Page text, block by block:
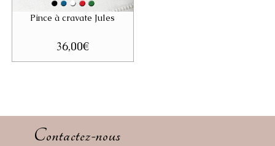
Pince à cravate Jules
36,00€
Contactez-nous